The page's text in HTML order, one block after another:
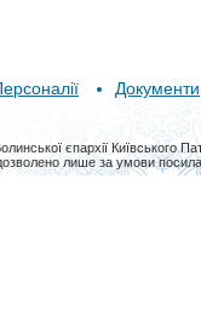
Документи
єпархії Київського
лише за умови